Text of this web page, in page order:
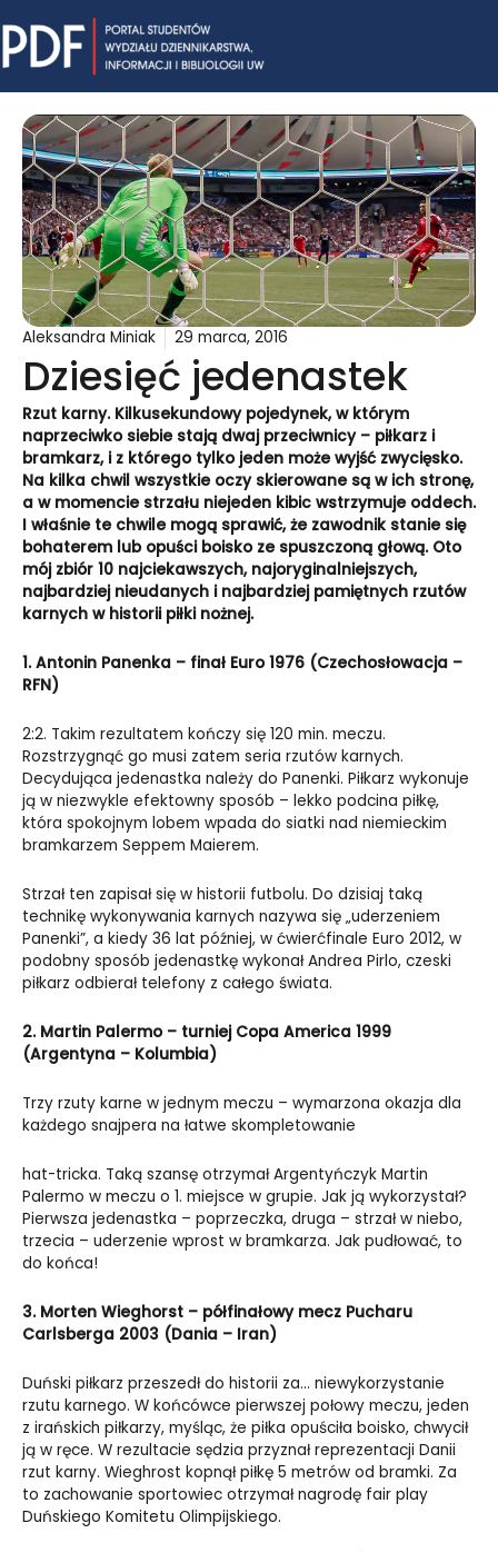
to
content
Aleksandra Miniak 29 marca, 2016
Dziesięć jedenastek
Rzut karny. Kilkusekundowy pojedynek, w którym
naprzeciwko siebie stają dwaj przeciwnicy – piłkarz i
bramkarz, i z którego tylko jeden może wyjść zwycięsko.
Na kilka chwil wszystkie oczy skierowane są w ich stronę,
a w momencie strzału niejeden kibic wstrzymuje oddech.
I właśnie te chwile mogą sprawić, że zawodnik stanie się
bohaterem lub opuści boisko ze spuszczoną głową. Oto
mój zbiór 10 najciekawszych, najoryginalniejszych,
najbardziej nieudanych i najbardziej pamiętnych rzutów
karnych w historii piłki nożnej.
1. Antonin Panenka – finał Euro 1976 (Czechosłowacja –
RFN)
2:2. Takim rezultatem kończy się 120 min. meczu.
Rozstrzygnąć go musi zatem seria rzutów karnych.
Decydująca jedenastka należy do Panenki. Piłkarz wykonuje
ją w niezwykle efektowny sposób – lekko podcina piłkę,
która spokojnym lobem wpada do siatki nad niemieckim
bramkarzem Seppem Maierem.
Strzał ten zapisał się w historii futbolu. Do dzisiaj taką
technikę wykonywania karnych nazywa się „uderzeniem
Panenki”, a kiedy 36 lat później, w ćwierćfinale Euro 2012, w
podobny sposób jedenastkę wykonał Andrea Pirlo, czeski
piłkarz odbierał telefony z całego świata.
2. Martin Palermo – turniej Copa America 1999
(Argentyna – Kolumbia)
Trzy rzuty karne w jednym meczu – wymarzona okazja dla
każdego snajpera na łatwe skompletowanie
hat-tricka. Taką szansę otrzymał Argentyńczyk Martin
Palermo w meczu o 1. miejsce w grupie. Jak ją wykorzystał?
Pierwsza jedenastka – poprzeczka, druga – strzał w niebo,
trzecia – uderzenie wprost w bramkarza. Jak pudłować, to
do końca!
3. Morten Wieghorst – półfinałowy mecz Pucharu
Carlsberga 2003 (Dania – Iran)
Duński piłkarz przeszedł do historii za… niewykorzystanie
rzutu karnego. W końcówce pierwszej połowy meczu, jeden
z irańskich piłkarzy, myśląc, że piłka opuściła boisko, chwycił
ją w ręce. W rezultacie sędzia przyznał reprezentacji Danii
rzut karny. Wieghrost kopnął piłkę 5 metrów od bramki. Za
to zachowanie sportowiec otrzymał nagrodę fair play
Duńskiego Komitetu Olimpijskiego.